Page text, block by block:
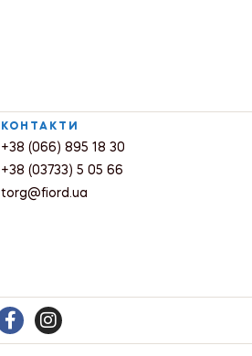
КОНТАКТИ
+38 (066) 895 18 30
+38 (03733) 5 05 66
torg@fiord.ua